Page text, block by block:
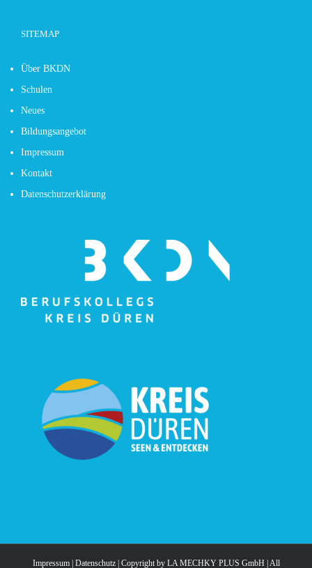
SITEMAP
Über BKDN
Schulen
Neues
Bildungsangebot
Impressum
Kontakt
Datenschutzerklärung
Impressum| Datenschutz| Copyright by LA MECHKY PLUS GmbH | All